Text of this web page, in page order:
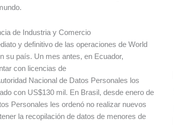
de Industria y Comercio
y definitivo de las operaciones de World
su país. Un mes antes, en Ecuador,
con licencias de
Nacional de Datos Personales los
con US$130 mil. En Brasil, desde enero de
Personales les ordenó no realizar nuevos
la recopilación de datos de menores de